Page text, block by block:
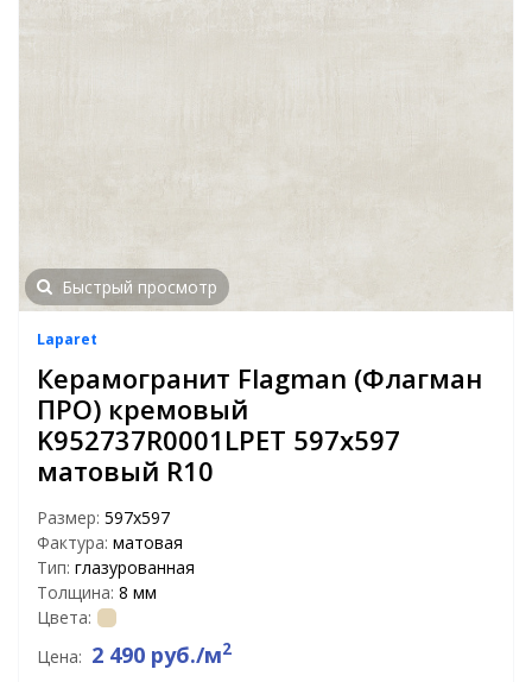
Быстрый просмотр
Laparet
Керамогранит Flagman (Флагман
ПРО) кремовый
K952737R0001LPET 597x597
матовый R10
Размер: 597х597
Фактура: матовая
Тип: глазурованная
Толщина: 8 мм
Цвета:
Цена: 2 490 руб./м2